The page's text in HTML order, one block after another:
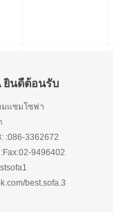
ยินดีต้อนรับ
มแซมโซฟา
:086-3362672
9496402
best.sofa.3